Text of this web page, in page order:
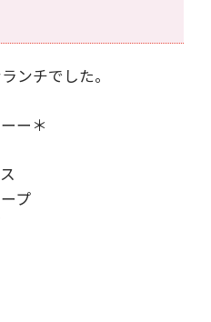
ンチでした。
ー＊
プ